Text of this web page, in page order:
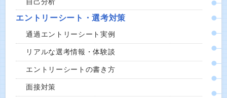
自己分析
エントリーシート・選考対策
通過エントリーシート実例
リアルな選考情報・体験談
エントリーシートの書き方
面接対策